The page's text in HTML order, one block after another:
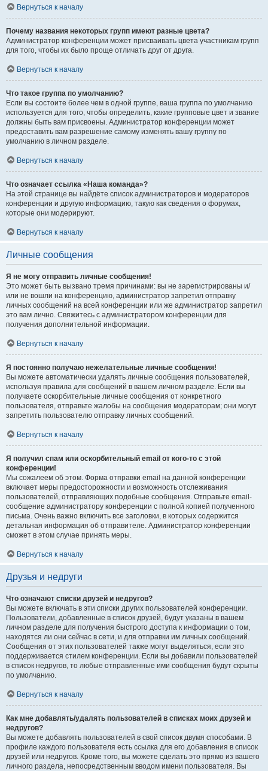
Вернуться к началу
Почему названия некоторых групп имеют разные цвета?
Администратор конференции может присваивать цвета участникам групп
для того, чтобы их было проще отличать друг от друга.
Вернуться к началу
Что такое группа по умолчанию?
Если вы состоите более чем в одной группе, ваша группа по умолчанию
используется для того, чтобы определить, какие групповые цвет и звание
должны быть вам присвоены. Администратор конференции может
предоставить вам разрешение самому изменять вашу группу по
умолчанию в личном разделе.
Вернуться к началу
Что означает ссылка «Наша команда»?
На этой странице вы найдёте список администраторов и модераторов
конференции и другую информацию, такую как сведения о форумах,
которые они модерируют.
Вернуться к началу
Личные сообщения
Я не могу отправить личные сообщения!
Это может быть вызвано тремя причинами: вы не зарегистрированы и/
или не вошли на конференцию, администратор запретил отправку
личных сообщений на всей конференции или же администратор запретил
это вам лично. Свяжитесь с администратором конференции для
получения дополнительной информации.
Вернуться к началу
Я постоянно получаю нежелательные личные сообщения!
Вы можете автоматически удалять личные сообщения пользователей,
используя правила для сообщений в вашем личном разделе. Если вы
получаете оскорбительные личные сообщения от конкретного
пользователя, отправьте жалобы на сообщения модераторам; они могут
запретить пользователю отправку личных сообщений.
Вернуться к началу
Я получил спам или оскорбительный email от кого-то с этой
конференции!
Мы сожалеем об этом. Форма отправки email на данной конференции
включает меры предосторожности и возможность отслеживания
пользователей, отправляющих подобные сообщения. Отправьте email-
сообщение администратору конференции с полной копией полученного
письма. Очень важно включить все заголовки, в которых содержится
детальная информация об отправителе. Администратор конференции
сможет в этом случае принять меры.
Вернуться к началу
Друзья и недруги
Что означают списки друзей и недругов?
Вы можете включать в эти списки других пользователей конференции.
Пользователи, добавленные в список друзей, будут указаны в вашем
личном разделе для получения быстрого доступа к информации о том,
находятся ли они сейчас в сети, и для отправки им личных сообщений.
Сообщения от этих пользователей также могут выделяться, если это
поддерживается стилем конференции. Если вы добавили пользователей
в список недругов, то любые отправленные ими сообщения будут скрыты
по умолчанию.
Вернуться к началу
Как мне добавлять/удалять пользователей в списках моих друзей и
недругов?
Вы можете добавлять пользователей в свой список двумя способами. В
профиле каждого пользователя есть ссылка для его добавления в список
друзей или недругов. Кроме того, вы можете сделать это прямо из вашего
личного раздела, непосредственным вводом имени пользователя. Вы